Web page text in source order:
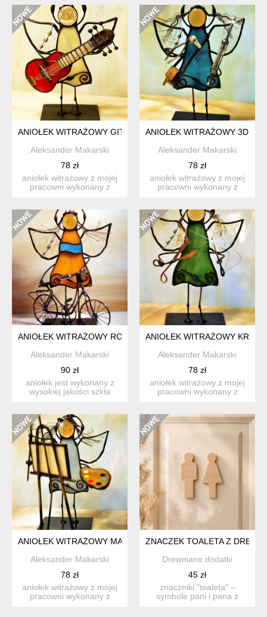
ANIOŁEK WITRAŻOWY GITARZYSTA
Aleksander Makarski
78 zł
aniołek witrażowy z mojej
pracowni wykonany z
ANIOŁEK WITRAŻOWY 3D
Aleksander Makarski
78 zł
aniołek witrażowy z mojej
pracowni wykonany z
ANIOŁEK WITRAŻOWY ROWERZYSTKA/ROWERZYSTA
Aleksander Makarski
90 zł
aniołek jest wykonany z
wysokiej jakości szkła
ANIOŁEK WITRAŻOWY
Aleksander Makarski
78 zł
aniołek witrażowy z mojej
pracowni wykonany z
ANIOŁEK WITRAŻOWY MALARKA/MALARZ
Aleksander Makarski
78 zł
aniołek witrażowy z mojej
pracowni wykonany z
ZNACZEK TOALETA Z
Drewniane dodatki
45 zł
znaczniki "toaleta" –
symbole pani i pana z